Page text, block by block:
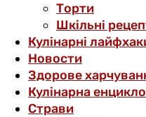
Торти
Шкільні
Кулінарні
Новости
Здорове
Кулінарна
Страви